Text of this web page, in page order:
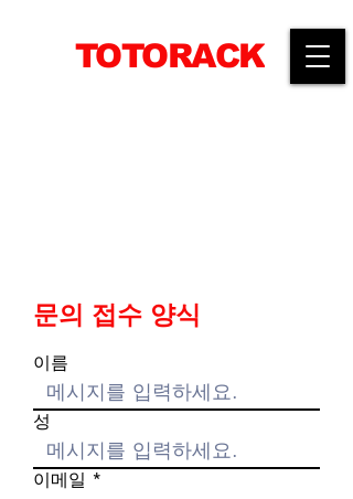
TOTORACK
문의 접수 양식
이름
성
이메일